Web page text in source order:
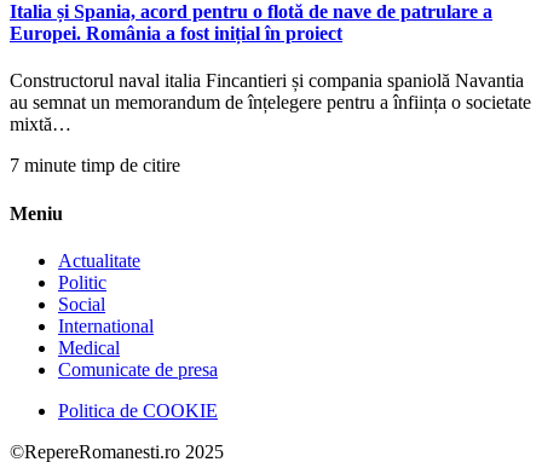
Italia și Spania, acord pentru o flotă de nave de patrulare a
Europei. România a fost inițial în proiect
Constructorul naval italia Fincantieri și compania spaniolă Navantia
au semnat un memorandum de înțelegere pentru a înființa o societate
mixtă…
7 minute timp de citire
Meniu
Actualitate
Politic
Social
International
Medical
Comunicate de presa
Politica de COOKIE
©RepereRomanesti.ro 2025